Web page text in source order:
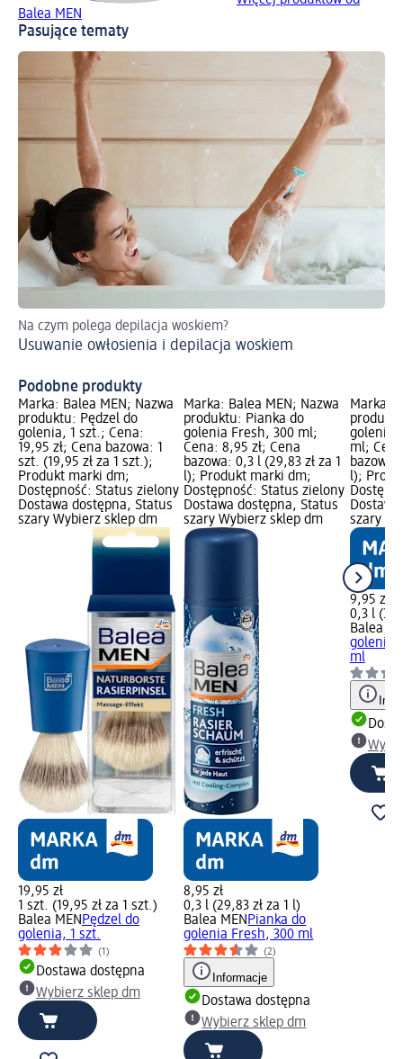
Balea MEN
Pasujące tematy
Na czym polega depilacja woskiem?
Usuwanie owłosienia i depilacja woskiem
Podobne produkty
Marka: Balea MEN; Nazwa
produktu: Pędzel do
golenia, 1 szt.; Cena:
19,95 zł; Cena bazowa: 1
szt. (19,95 zł za 1 szt.);
Produkt marki dm;
Dostępność: Status zielony
Dostawa dostępna, Status
szary Wybierz sklep dm
19,95 zł
1 szt. (19,95 zł za 1 szt.)
Balea MENPędzel do
golenia, 1 szt.
(1)
Dostawa dostępna
Wybierz sklep dm
Marka: Balea MEN; Nazwa
produktu: Pianka do
golenia Fresh, 300 ml;
Cena: 8,95 zł; Cena
bazowa: 0,3 l (29,83 zł za 1
l); Produkt marki dm;
Dostępność: Status zielony
Dostawa dostępna, Status
szary Wybierz sklep dm
8,95 zł
0,3 l (29,83 zł za 1 l)
Balea MENPianka do
golenia Fresh, 300 ml
(2)
Informacje
Dostawa dostępna
Wybierz sklep dm
Marka:
golenia
ml;
bazowa:
l);
szary
9,95 zł
0,3 l
Balea
golenia
ml